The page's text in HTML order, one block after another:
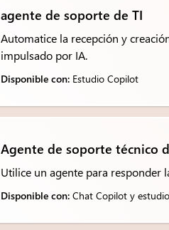
agente de soporte de TI
Automatice la recepción y
impulsado por IA.
Disponible con:Estudio Copilot
Agente de soporte técnico
Utilice un agente para responder
Disponible con:Chat Copilot y